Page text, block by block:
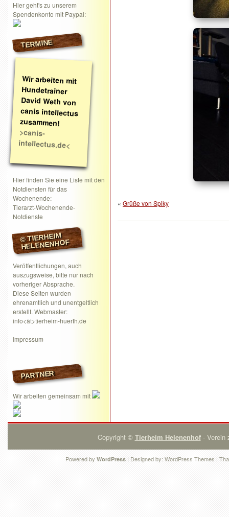
Hier geht's zu unserem
Spendenkonto mit Paypal:
TERMINE
Wir arbeiten mit
Hundetrainer
David Weth von
canis intellectus
zusammen!
>canis-
intellectus.de<
Hier finden Sie eine Liste mit den
Notdiensten für das
Wochenende:
Tierarzt-Wochenende-
Notdienste
© TIERHEIM
HELENENHOF
Veröffentlichungen, auch
auszugsweise, bitte nur nach
vorheriger Absprache.
Diese Seiten wurden
ehrenamtlich und unentgeltlich
erstellt. Webmaster:
info<ät>tierheim-huerth.de
Impressum
PARTNER
Wir arbeiten gemeinsam mit
« Grüße von Spiky
Copyright © Tierheim Helenenhof- Verein
Powered by WordPress | Designed by: WordPress Themes |